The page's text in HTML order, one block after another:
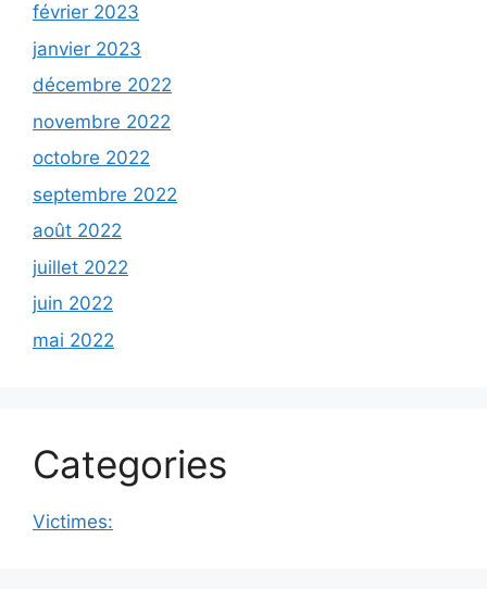
février 2023
janvier 2023
décembre 2022
novembre 2022
octobre 2022
septembre 2022
août 2022
juillet 2022
juin 2022
mai 2022
Categories
Victimes: